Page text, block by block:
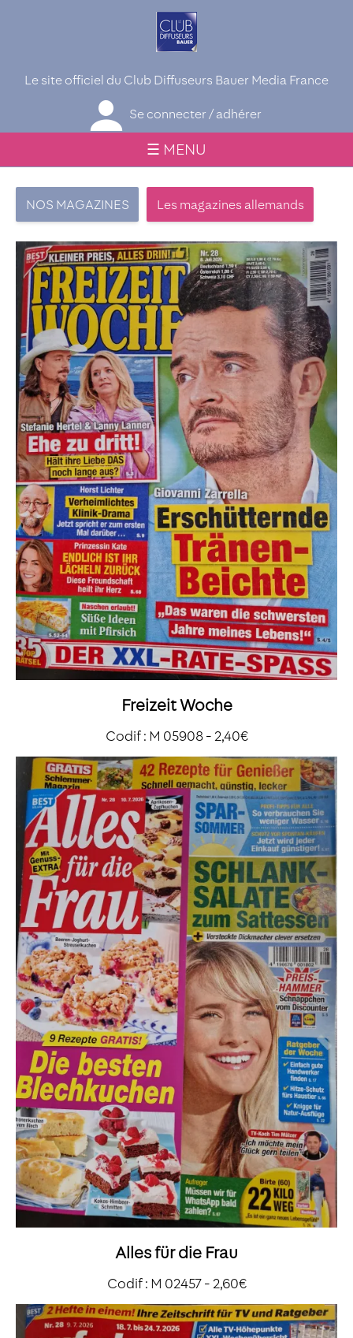
Le site officiel du Club Diffuseurs Bauer Media France
Se connecter / adhérer
☰ MENU
NOS MAGAZINES Les magazines allemands
Freizeit Woche
Codif : M 05908 - 2,40€
Alles für die Frau
Codif : M 02457 - 2,60€